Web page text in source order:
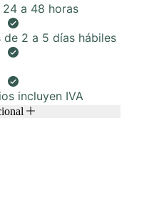
a 48 horas
2 a 5 días hábiles
incluyen IVA